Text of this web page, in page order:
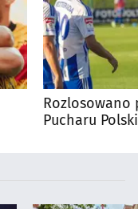
Rozlosowano
Pucharu Polski